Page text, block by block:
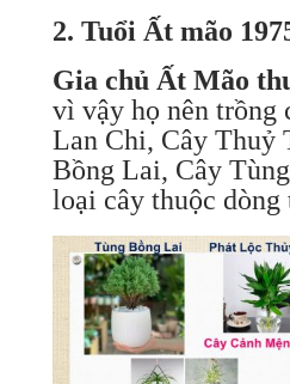
2. Tuổi Ất mão
Gia chủ Ất Mão
vì vậy họ nên trồng
Lan Chi, Cây Thuỷ
Bồng Lai, Cây
loại cây thuộc dòng